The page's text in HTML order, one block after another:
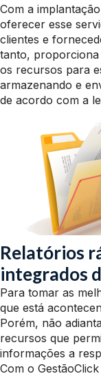
Com a
oferecer esse
clientes e
tanto, proporciona
os recursos para
armazenando e
de acordo com a
Relatórios
integrados
Para tomar as
que está
Porém, não
recursos que
informações a
Com o